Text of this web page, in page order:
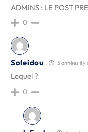
ADMINS : LE POST
0
Soleidou 5 années il y
Lequel ?
0